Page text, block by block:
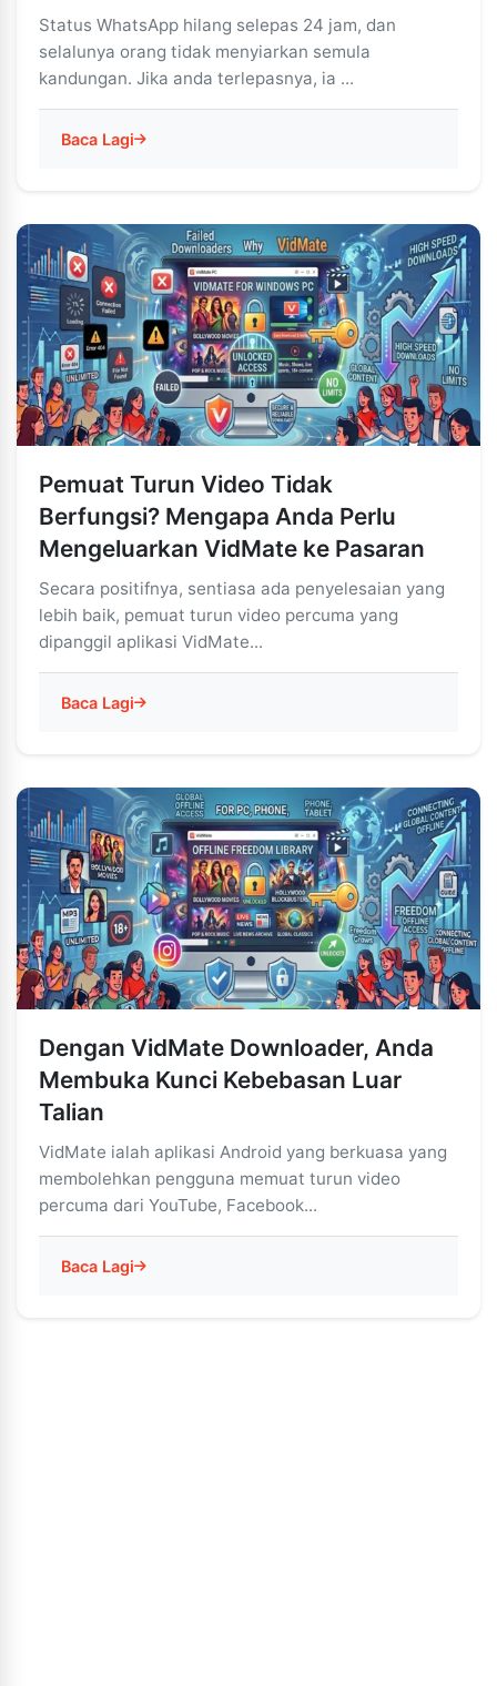
Status WhatsApp hilang selepas 24 jam, dan
selalunya orang tidak menyiarkan semula
kandungan. Jika anda terlepasnya, ia ...
Baca Lagi
Pemuat Turun Video Tidak
Berfungsi? Mengapa Anda Perlu
Mengeluarkan VidMate ke Pasaran
Secara positifnya, sentiasa ada penyelesaian yang
lebih baik, pemuat turun video percuma yang
dipanggil aplikasi VidMate...
Baca Lagi
Dengan VidMate Downloader, Anda
Membuka Kunci Kebebasan Luar
Talian
VidMate ialah aplikasi Android yang berkuasa yang
membolehkan pengguna memuat turun video
percuma dari YouTube, Facebook...
Baca Lagi